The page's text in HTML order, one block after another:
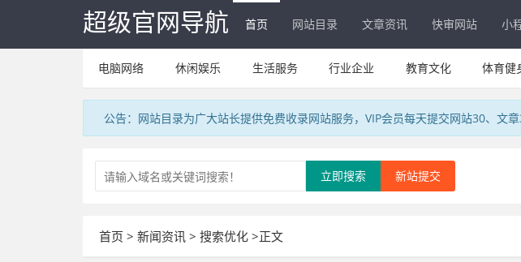
超级官网导航 首页 网站目录 文章资讯 快审网站 小
电脑网络 休闲娱乐 生活服务 行业企业 教育文化 体育健
公告：网站目录为广大站长提供免费收录网站服务，VIP会员每天提交网站30、文
新站提交
立即搜索
首页 > 新闻资讯 > 搜索优化 >正文